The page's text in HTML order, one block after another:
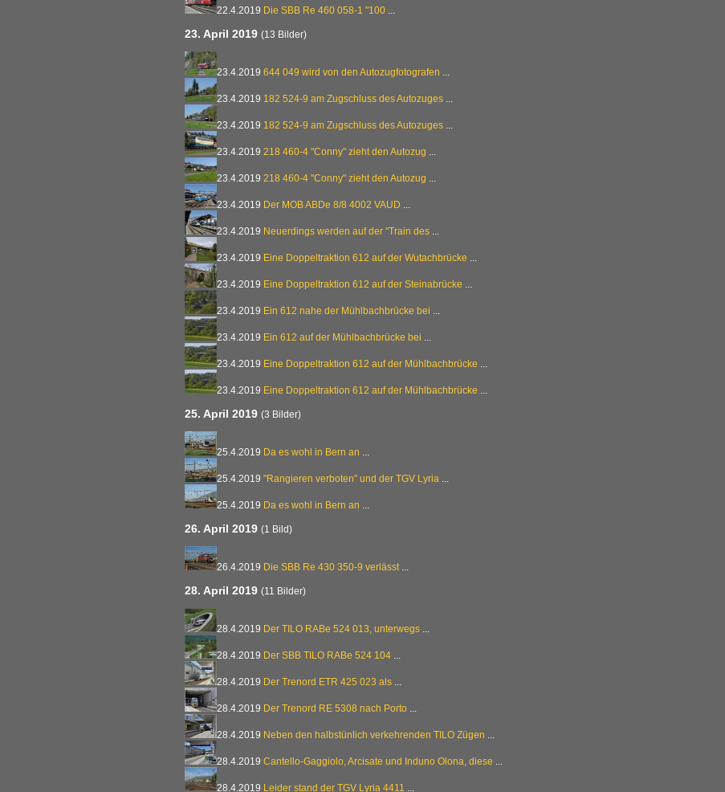
22.4.2019 Die SBB Re 460 058-1 "100 ...
23. April 2019 (13 Bilder)
23.4.2019 644 049 wird von den Autozugfotografen ...
23.4.2019 182 524-9 am Zugschluss des Autozuges ...
23.4.2019 182 524-9 am Zugschluss des Autozuges ...
23.4.2019 218 460-4 "Conny" zieht den Autozug ...
23.4.2019 218 460-4 "Conny" zieht den Autozug ...
23.4.2019 Der MOB ABDe 8/8 4002 VAUD ...
23.4.2019 Neuerdings werden auf der "Train des ...
23.4.2019 Eine Doppeltraktion 612 auf der Wutachbrücke ...
23.4.2019 Eine Doppeltraktion 612 auf der Steinabrücke ...
23.4.2019 Ein 612 nahe der Mühlbachbrücke bei ...
23.4.2019 Ein 612 auf der Mühlbachbrücke bei ...
23.4.2019 Eine Doppeltraktion 612 auf der Mühlbachbrücke ...
23.4.2019 Eine Doppeltraktion 612 auf der Mühlbachbrücke ...
25. April 2019 (3 Bilder)
25.4.2019 Da es wohl in Bern an ...
25.4.2019 "Rangieren verboten" und der TGV Lyria ...
25.4.2019 Da es wohl in Bern an ...
26. April 2019 (1 Bild)
26.4.2019 Die SBB Re 430 350-9 verlässt...
28. April 2019 (11 Bilder)
28.4.2019 Der TILO RABe 524 013, unterwegs ...
28.4.2019 Der SBB TILO RABe 524 104 ...
28.4.2019 Der Trenord ETR 425 023 als ...
28.4.2019 Der Trenord RE 5308 nach Porto ...
28.4.2019 Neben den halbstünlich verkehrenden TILO Zügen ...
28.4.2019 Cantello-Gaggiolo, Arcisate und Induno Olona, diese ...
28.4.2019 Leider stand der TGV Lyria 4411 ...